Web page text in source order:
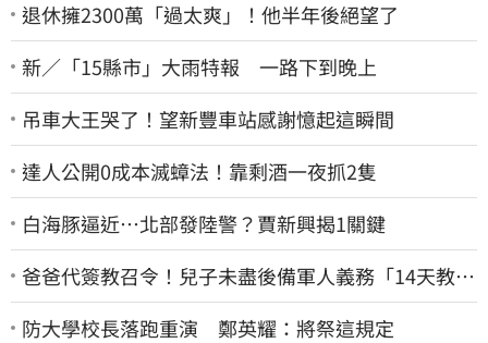
退休擁2300萬「過太爽」！他半年後絕望了
新／「15縣市」大雨特報 一路下到晚上
吊車大王哭了！望新豐車站感謝憶起這瞬間
達人公開0成本滅蟑法！靠剩酒一夜抓2隻
白海豚逼近…北部發陸警？賈新興揭1關鍵
爸爸代簽教召令！兒子未盡後備軍人義務「14天教召
不去」換3個月刑期
防大學校長落跑重演 鄭英耀：將祭這規定